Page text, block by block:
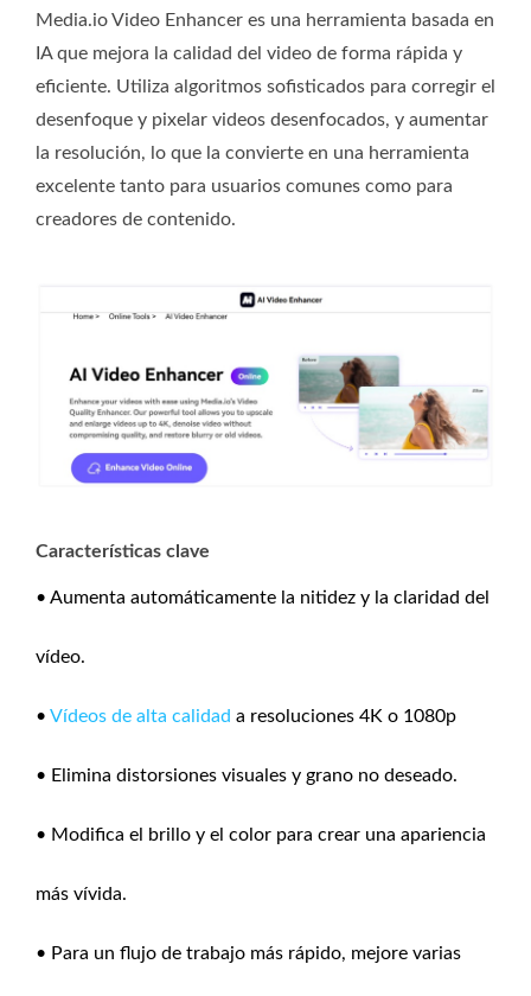
Media.io‍‌‍‍‌‍‌‍‍‌ Video Enhancer es una herramienta basada en
IA que mejora la calidad del video de forma rápida y
eficiente. Utiliza algoritmos sofisticados para corregir el
desenfoque y pixelar videos desenfocados, y aumentar
la resolución, lo que la convierte en una herramienta
excelente tanto para usuarios comunes como para
creadores de contenido.
Características clave
• Aumenta automáticamente la nitidez y la claridad del
vídeo.
• Vídeos de alta calidad a resoluciones 4K o 1080p
• Elimina distorsiones visuales y grano no deseado.
• Modifica el brillo y el color para crear una apariencia
más vívida.
• Para un flujo de trabajo más rápido, mejore varias